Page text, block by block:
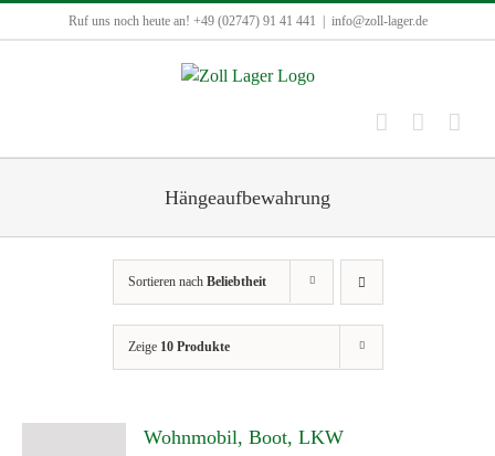
Inhalt
Ruf uns noch heute an! +49 (02747) 91 41 441 info@zoll-lager.de
Hängeaufbewahrung
Sortieren nach Beliebtheit
Zeige 10 Produkte
Wohnmobil, Boot, LKW